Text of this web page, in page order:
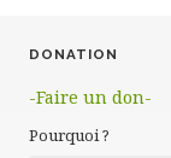
DONATION
-Faire un don-
Pourquoi ?